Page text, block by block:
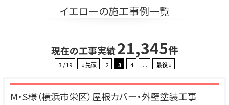
イエローの施工事例一覧
現在の工事実績21,345件
3 / 19 « 先頭 2 3 4 ... 最後 »
M・S様（横浜市栄区）屋根カバー・外壁塗装工事